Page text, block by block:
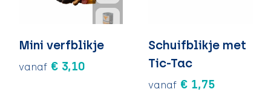
Mini verfblikje
vanaf € 3,10
Schuifblikje met
Tic-Tac
vanaf € 1,75